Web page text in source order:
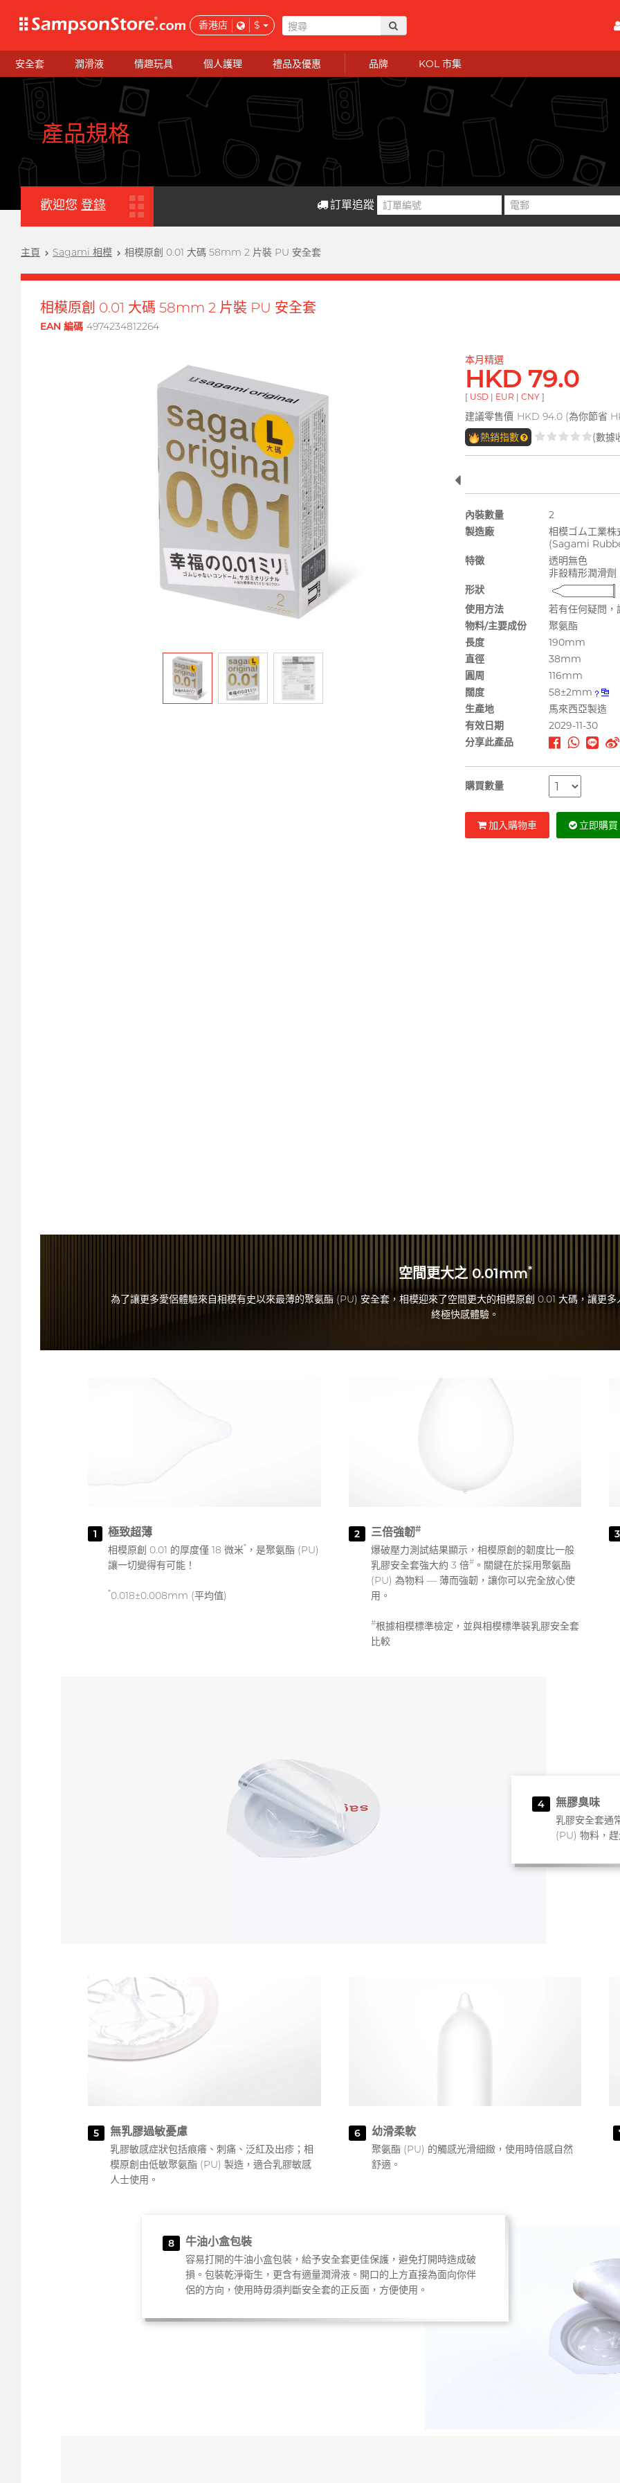
香港店 $
安全套 潤滑液 情趣玩具 個人護理 禮品及優惠 品牌 KOL 市集
產品規格
歡迎您 登錄 訂單追蹤
主頁 Sagami 相模 相模原創 0.01 大碼 58mm 2 片裝 PU 安全套
相模原創 0.01 大碼 58mm 2 片裝 PU 安全套
EAN 編碼 4974234812264
本月精選
HKD 79.0
[ USD | EUR | CNY ]
建議零售價 HKD 94.0 (為你節省
熱銷指數
(數據
內裝數量
2
製造廠
相模ゴム工業株
(Sagami
特徵
透明無色
非殺精形潤滑劑
形狀
使用方法
若有任何疑問
物料/主要成份
聚氨酯
長度
190mm
直徑
38mm
圓周
116mm
闊度
58±2mm
生產地
馬來西亞製造
有效日期
2029-11-30
分享此產品
購買數量
加入購物車 立即購買
空間更大之 0.01mm*
為了讓更多愛侶體驗來自相模有史以來最薄的聚氨酯 (PU) 安全套，相模迎來了空間更大的相模原創 0.01 大碼，讓更
終極快感體驗。
1 極致超薄
相模原創 0.01 的厚度僅 18 微米* ，是聚氨酯 (PU)
讓一切變得有可能！
*0.018±0.008mm (平均值)
2 三倍強韌#
爆破壓力測試結果顯示，相模原創的韌度比一般
乳膠安全套強大約 3 倍#。關鍵在於採用聚氨酯
(PU) 為物料 — 薄而強韌，讓你可以完全放心使
用。
#根據相模標準檢定，並與相模標準裝乳膠安全套
比較
3
4 無膠臭味
乳膠安全套通
(PU) 物料，
5 無乳膠過敏憂慮
乳膠敏感症狀包括痕癢、刺痛、泛紅及出疹；相
模原創由低敏聚氨酯 (PU) 製造，適合乳膠敏感
人士使用。
6 幼滑柔軟
聚氨酯 (PU) 的觸感光滑細緻，使用時倍感自然
舒適。
8 牛油小盒包裝
容易打開的牛油小盒包裝，給予安全套更佳保護，避免打開時造成破
損。包裝乾淨衛生，更含有適量潤滑液。開口的上方直接為面向你伴
侶的方向，使用時毋須判斷安全套的正反面，方便使用。